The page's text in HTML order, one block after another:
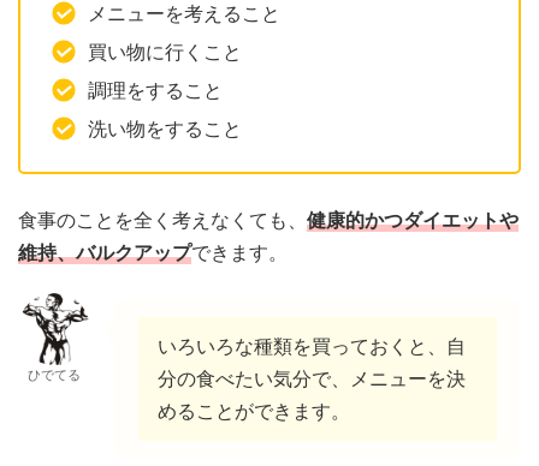
メニューを考えること
買い物に行くこと
調理をすること
洗い物をすること
食事のことを全く考えなくても、 健康的かつダイエットや
維持、バルクアップできます。
ひでてる
いろいろな種類を買っておくと、自
分の食べたい気分で、メニューを決
めることができます。